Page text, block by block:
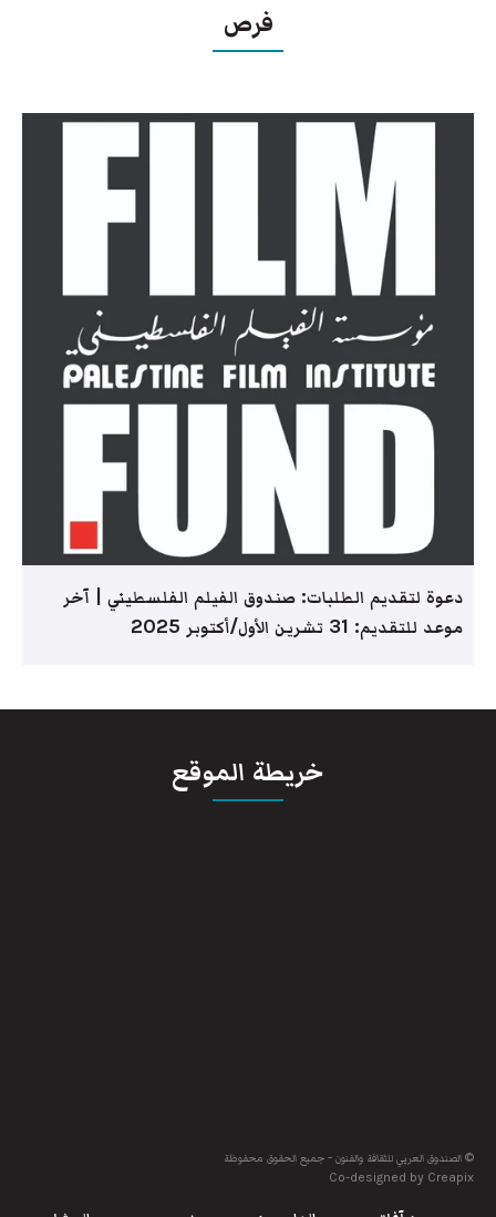
فرص
دعوة لتقديم الطلبات: صندوق الفيلم الفلسطيني | آخر
موعد للتقديم: 31 تشرين الأول/أكتوبر 2025
خريطة الموقع
© الصندوق العربي للثقافة والفنون - جميع الحقوق محفوظة
Co-designed by Creapix